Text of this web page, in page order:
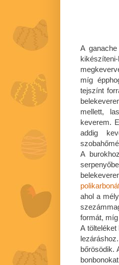
A
míg
tejszínt
mellett,
keverem.
addig
A
ahol a
formát,
A
bőrösödik.